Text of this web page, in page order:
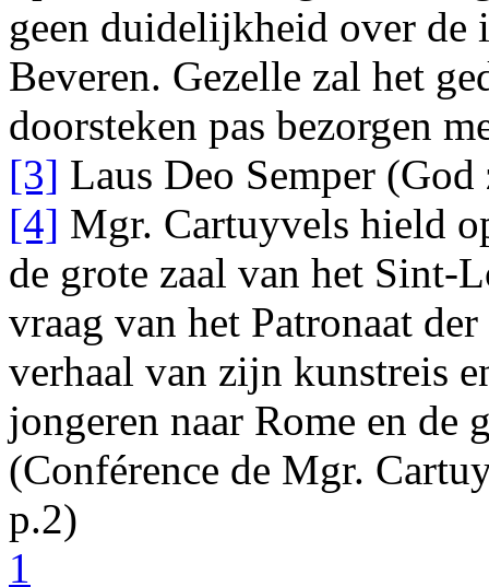
geen duidelijkheid over
Beveren. Gezelle zal het
doorsteken pas bezorgen
[3] Laus Deo Semper
[4] Mgr. Cartuyvels hield
de grote zaal van het Sint-
vraag van het Patronaat
verhaal van zijn kunstreis
jongeren naar Rome en de
(Conférence de Mgr.
p.2)
1